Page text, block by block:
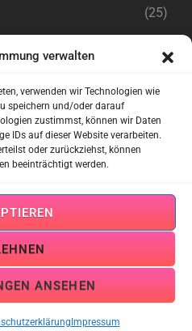
verwalten
verwenden wir Technologien wie
speichern und/oder darauf
zustimmst, können wir Daten
IDs auf dieser Website verarbeiten.
oder zurückziehst, können
beeinträchtigt werden.
ANSEHEN
Impressum
(25)
Datenschutzerklärung
Catch Themes